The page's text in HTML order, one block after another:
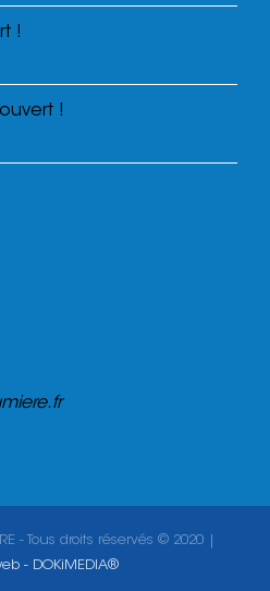
!
!
- Tous droits réservés © 2020 |
- DOKiMEDIA®